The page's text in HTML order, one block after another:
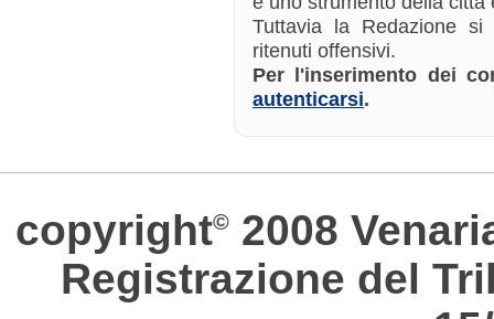
Tuttavia la Redazione
ritenuti offensivi.
Per l'inserimento dei
autenticarsi.
copyright© 2008
Registrazione del